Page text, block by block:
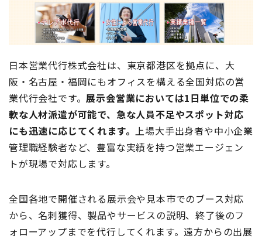
日本営業代行株式会社は、東京都港区を拠点に、大
阪・名古屋・福岡にもオフィスを構える全国対応の営
業代行会社です。展示会営業においては1日単位での柔
軟な人材派遣が可能で、急な人員不足やスポット対応
にも迅速に応じてくれます。上場大手出身者や中小企業
管理職経験者など、豊富な実績を持つ営業エージェン
トが現場で対応します。
全国各地で開催される展示会や見本市でのブース対応
から、名刺獲得、製品やサービスの説明、終了後のフ
ォローアップまでを代行してくれます。遠方からの出展